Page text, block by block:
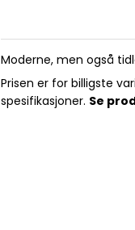
Moderne, men også
Prisen er for billigste
spesifikasjoner. Se